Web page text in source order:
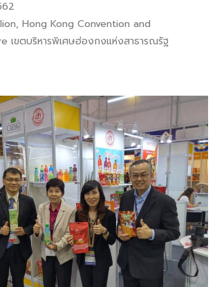
Hong Kong Convention and
เขตบริหารพิเศษฮ่องกงแห่งสาธารณรัฐ